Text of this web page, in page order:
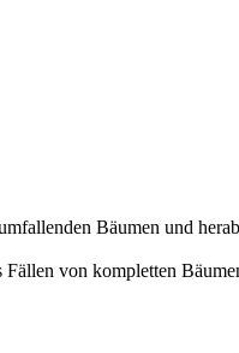
Bäumen und
von kompletten